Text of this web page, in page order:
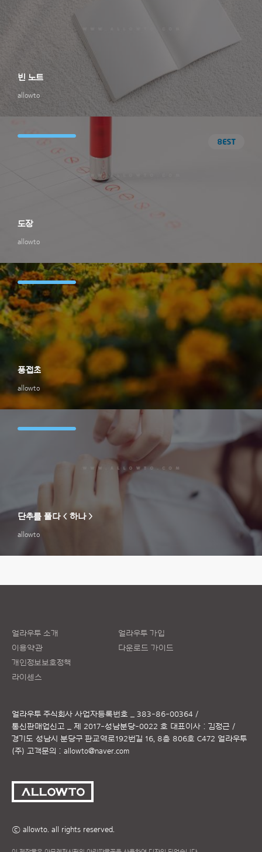
allowto
빈 노트
allowto
도장
allowto
풍접초
allowto
단추를 풀다 < 하나 >
얼라우투 소개
이용약관
개인정보보호정책
라이센스
얼라우투 가입
다운로드 가이드
얼라우투 주식회사 사업자등록번호 _ 383-86-00364 /
통신판매업신고 _ 제 2017-성남분당-0022 호 대표이사 : 김정근 /
경기도 성남시 분당구 판교역로192번길 16, 8층 806호 C472 얼라우투
(주) 고객문의 : allowto@naver.com
ⓒ allowto. all rights reserved.